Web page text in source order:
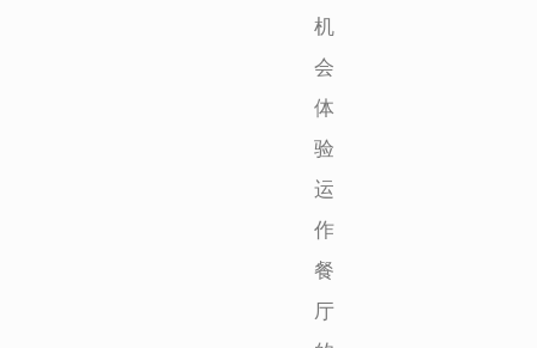
机
会
体
验
运
作
餐
厅